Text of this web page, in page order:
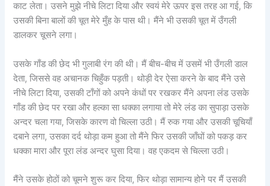
काट लेता। उसने मुझे नीचे लिटा दिया और स्वयं मेरे ऊपर इस तरह आ गई, कि
उसकी बिना बालों की चूत मेरे मुँह के पास थी। मैंने भी उसकी चूत में उँगली
डालकर चूसने लगा।
उसके गाँड की छेद भी गुलाबी रंग की थी। मैं बीच-बीच में उसमें भी उँगली डाल
देता, जिससे वह अचानक चिहुँक पड़ती। थोड़ी देर ऐसा करने के बाद मैंने उसे
नीचे लिटा दिया, उसकी टाँगों को अपने कंधों पर रखकर मैंने अपना लंड उसके
गाँड की छेद पर रखा और हल्का सा धक्का लगाया तो मेरे लंड का सुपाड़ा उसके
अन्दर चला गया, जिसके कारण वो चिल्ला उठी। मैं रुक गया और उसकी चूचियाँ
दबाने लगा, उसका दर्द थोड़ा कम हुआ तो मैंने फिर उसकी जाँघों को पकड़ कर
धक्का मारा और पूरा लंड अन्दर घुसा दिया। वह एकदम से चिल्ला उठी।
मैंने उसके होठों को चूमने शुरू कर दिया, फिर थोड़ा सामान्य होने पर मैं उसकी